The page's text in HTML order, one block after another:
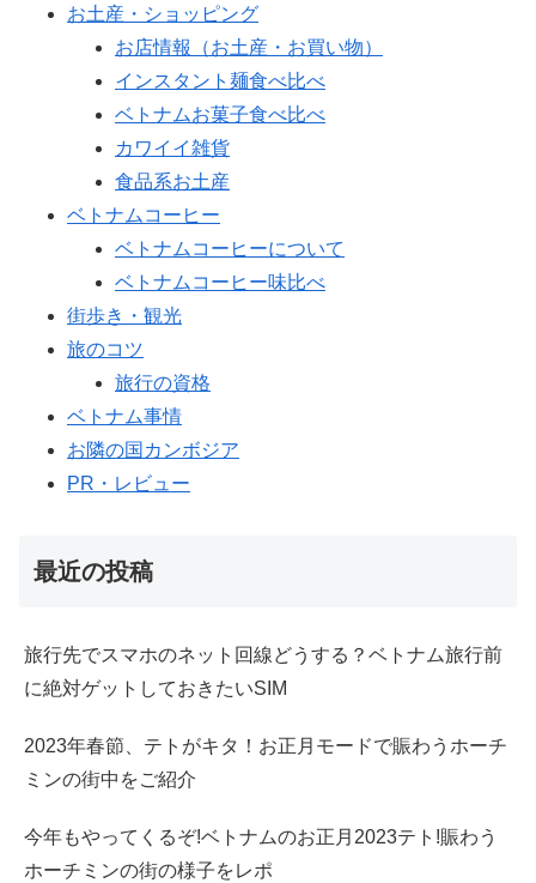
お土産・ショッピング
お店情報（お土産・お買い物）
インスタント麺食べ比べ
ベトナムお菓子食べ比べ
カワイイ雑貨
食品系お土産
ベトナムコーヒー
ベトナムコーヒーについて
ベトナムコーヒー味比べ
街歩き・観光
旅のコツ
旅行の資格
ベトナム事情
お隣の国カンボジア
PR・レビュー
最近の投稿
旅行先でスマホのネット回線どうする？ベトナム旅行前
に絶対ゲットしておきたいSIM
2023年春節、テトがキタ！お正月モードで賑わうホーチ
ミンの街中をご紹介
今年もやってくるぞ!ベトナムのお正月2023テト!賑わう
ホーチミンの街の様子をレポ